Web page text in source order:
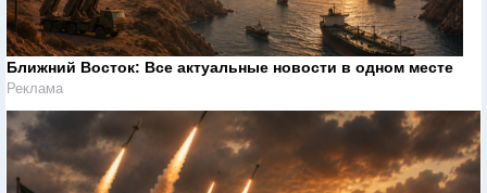
Ближний Восток: Все актуальные новости в одном месте
Реклама